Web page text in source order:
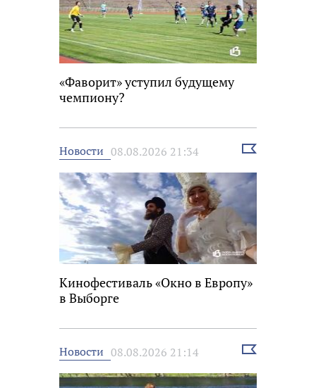
«Фаворит» уступил будущему
чемпиону?
Новости 08.08.2026 21:34
Выбрать
Кинофестиваль «Окно в Европу»
в Выборге
Новости 08.08.2026 21:14
Выбрать